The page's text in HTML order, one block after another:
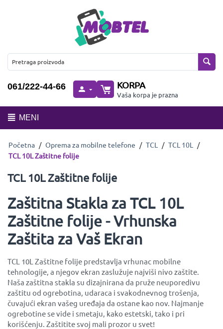
061/222-44-66 KORPA
Vaša korpa je prazna
MENI
Početna / Oprema za mobilne telefone / TCL / TCL 10L
/
TCL 10L Zaštitne folije
TCL 10L Zaštitne folije
Zaštitna Stakla za TCL 10L
Zaštitne folije - Vrhunska
Zaštita za Vaš Ekran
TCL 10L Zaštitne folije predstavlja vrhunac mobilne
tehnologije, a njegov ekran zaslužuje najviši nivo zaštite.
Naša zaštitna stakla su dizajnirana da pruže neuporedivu
zaštitu od ogrebotina, udaraca i svakodnevnog trošenja,
čuvajući ekran vašeg uređaja da ostane kao nov. Najmanje
ogrebotine se vide i smetaju, kako estetski, tako i pri
korišćenju. Zaštitite svoj mali prozor u svet!